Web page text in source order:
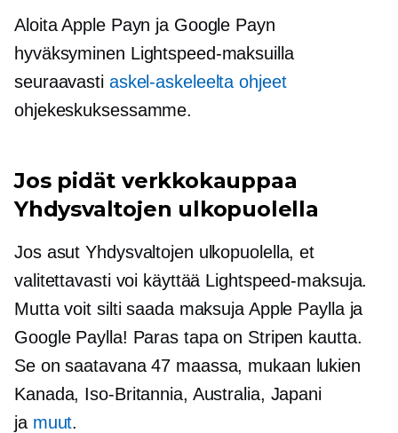
Aloita Apple Payn ja Google Payn
hyväksyminen Lightspeed-maksuilla
seuraavasti askel-askeleelta ohjeet
ohjekeskuksessamme.
Jos pidät verkkokauppaa
Yhdysvaltojen ulkopuolella
Jos asut Yhdysvaltojen ulkopuolella, et
valitettavasti voi käyttää Lightspeed-maksuja.
Mutta voit silti saada maksuja Apple Paylla ja
Google Paylla! Paras tapa on Stripen kautta.
Se on saatavana 47 maassa, mukaan lukien
Kanada, Iso-Britannia, Australia, Japani
ja muut.